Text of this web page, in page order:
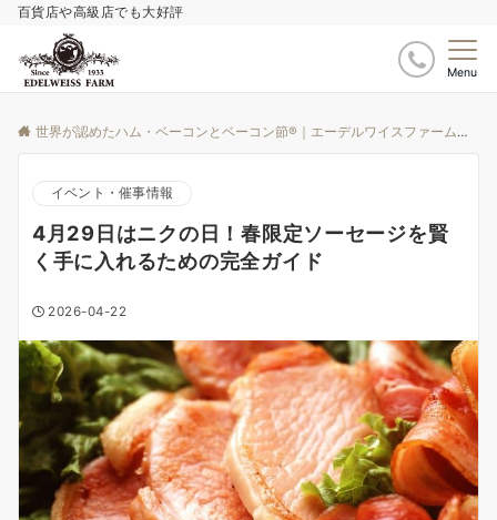
百貨店や高級店でも大好評
Menu
世界が認めたハム・ベーコンとベーコン節®｜エーデルワイスファーム
イベント・催事情報
4月29日はニクの日！春限定ソーセージを賢
く手に入れるための完全ガイド
2026-04-22